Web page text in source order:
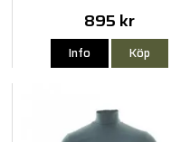
895 kr
Info Köp